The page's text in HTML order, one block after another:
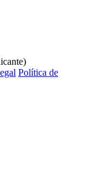
Política de